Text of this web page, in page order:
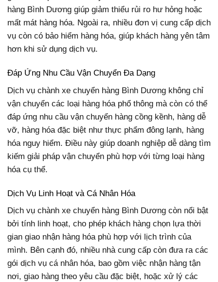
hàng Bình Dương giúp giảm thiểu rủi ro hư hỏng hoặc
mất mát hàng hóa. Ngoài ra, nhiều đơn vị cung cấp dịch
vụ còn có bảo hiểm hàng hóa, giúp khách hàng yên tâm
hơn khi sử dụng dịch vụ.
Đáp Ứng Nhu Cầu Vận Chuyển Đa Dạng
Dịch vụ chành xe chuyển hàng Bình Dương không chỉ
vận chuyển các loại hàng hóa phổ thông mà còn có thể
đáp ứng nhu cầu vận chuyển hàng cồng kềnh, hàng dễ
vỡ, hàng hóa đặc biệt như thực phẩm đông lạnh, hàng
hóa nguy hiểm. Điều này giúp doanh nghiệp dễ dàng tìm
kiếm giải pháp vận chuyển phù hợp với từng loại hàng
hóa cụ thể.
Dịch Vụ Linh Hoạt và Cá Nhân Hóa
Dịch vụ chành xe chuyển hàng Bình Dương còn nổi bật
bởi tính linh hoạt, cho phép khách hàng chọn lựa thời
gian giao nhận hàng hóa phù hợp với lịch trình của
mình. Bên cạnh đó, nhiều nhà cung cấp còn đưa ra các
gói dịch vụ cá nhân hóa, bao gồm việc nhận hàng tận
nơi, giao hàng theo yêu cầu đặc biệt, hoặc xử lý các